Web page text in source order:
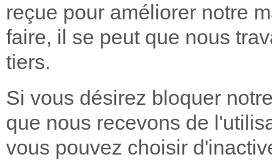
reçue pour améliorer notre
faire, il se peut que nous
tiers.
Si vous désirez bloquer
que nous recevons de
vous pouvez choisir